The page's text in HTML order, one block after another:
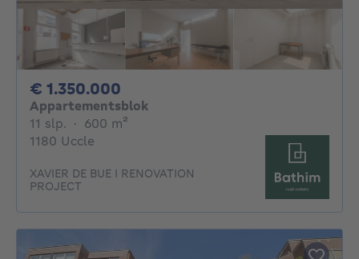
€ 1.350.000
Appartementsblok
11 slp. 11 slaapkamers
· 600 m²
1180 Uccle
XAVIER DE BUE I RENOVATION
PROJECT